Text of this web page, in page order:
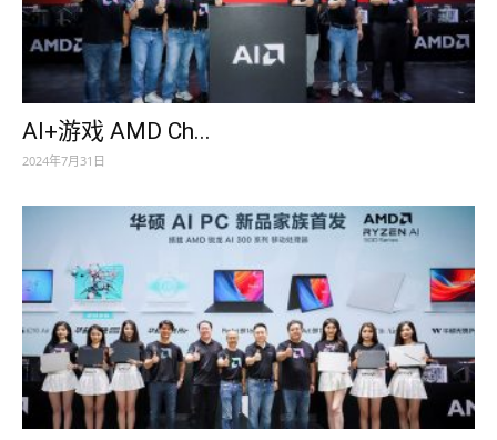
AI+游戏 AMD Ch...
2024年7月31日